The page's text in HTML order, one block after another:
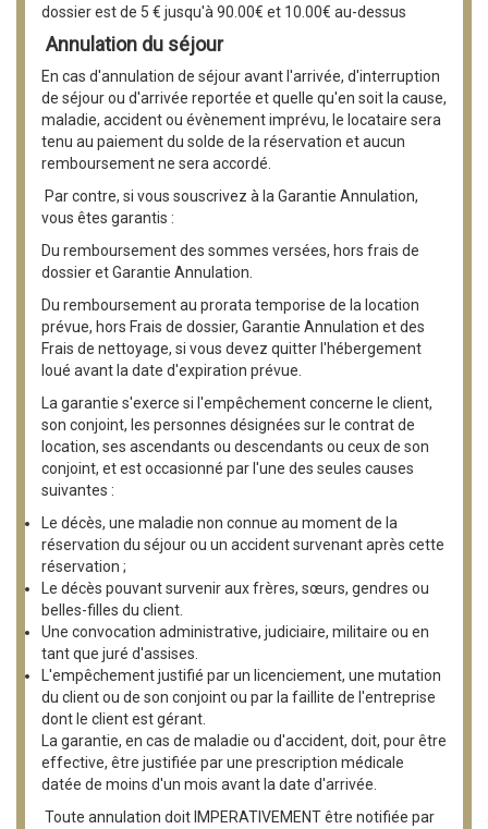
dossier est de 5 € jusqu'à 90.00€ et 10.00€ au-dessus
Annulation du séjour
En cas d'annulation de séjour avant l'arrivée, d'interruption
de séjour ou d'arrivée reportée et quelle qu'en soit la cause,
maladie, accident ou évènement imprévu, le locataire sera
tenu au paiement du solde de la réservation et aucun
remboursement ne sera accordé.
Par contre, si vous souscrivez à la Garantie Annulation,
vous êtes garantis :
Du remboursement des sommes versées, hors frais de
dossier et Garantie Annulation.
Du remboursement au prorata temporise de la location
prévue, hors Frais de dossier, Garantie Annulation et des
Frais de nettoyage, si vous devez quitter l'hébergement
loué avant la date d'expiration prévue.
La garantie s'exerce si l'empêchement concerne le client,
son conjoint, les personnes désignées sur le contrat de
location, ses ascendants ou descendants ou ceux de son
conjoint, et est occasionné par l'une des seules causes
suivantes :
Le décès, une maladie non connue au moment de la
réservation du séjour ou un accident survenant après cette
réservation ;
Le décès pouvant survenir aux frères, sœurs, gendres ou
belles-filles du client.
Une convocation administrative, judiciaire, militaire ou en
tant que juré d'assises.
L'empêchement justifié par un licenciement, une mutation
du client ou de son conjoint ou par la faillite de l'entreprise
dont le client est gérant.
La garantie, en cas de maladie ou d'accident, doit, pour être
effective, être justifiée par une prescription médicale
datée de moins d'un mois avant la date d'arrivée.
Toute annulation doit IMPERATIVEMENT être notifiée par